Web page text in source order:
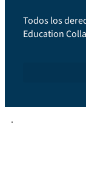
Todos los
Education
.